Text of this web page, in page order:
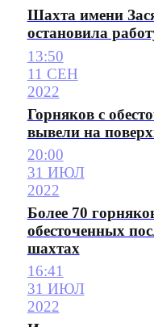
Шахта имени
остановила
13:50
11 СЕН
2022
Горняков с
вывели на
20:00
31 ИЮЛ
2022
Более 70
обесточенных
шахтах
16:41
31 ИЮЛ
2022